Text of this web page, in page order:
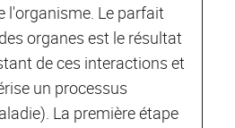
l'organisme. Le parfait
organes est le résultat
de ces interactions et
un processus
La première étape